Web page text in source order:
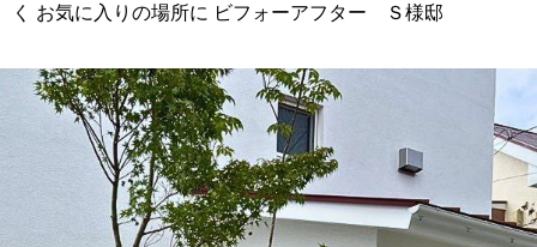
く お気に入りの場所に ビフォーアフター Ｓ様邸